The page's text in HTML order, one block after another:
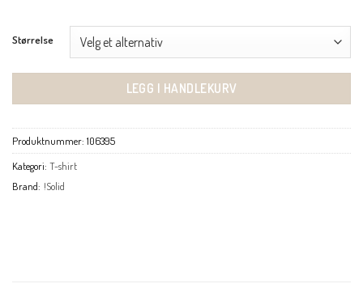
Størrelse
LEGG I HANDLEKURV
Produktnummer: 106395
Kategori: T-shirt
Brand: !Solid